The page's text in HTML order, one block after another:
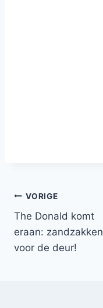
Bericht
navigatie
VORIGE
The Donald komt
eraan: zandzakken
voor de deur!